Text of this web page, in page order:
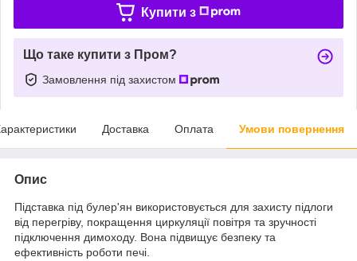
Купити з
Що таке купити з Пром?
Замовлення під захистом
Доставка Оплата Умови повернення
Опис
Підставка під булер'ян використовується для захисту підлоги
від перегріву, покращення циркуляції повітря та зручності
підключення димоходу. Вона підвищує безпеку та
ефективність роботи печі.